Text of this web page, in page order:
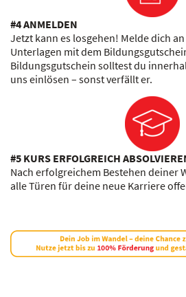
#4 ANMELDEN
Jetzt kann es losgehen! Melde dich
Unterlagen mit dem
Bildungsgutschein solltest du
uns einlösen – sonst verfällt er.
#5 KURS ERFOLGREICH
Nach erfolgreichem Bestehen deiner
alle Türen für deine neue Karriere